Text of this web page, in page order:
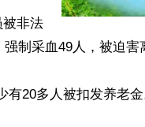
被非法
制采血49人，被迫害
有20多人被扣发养老金